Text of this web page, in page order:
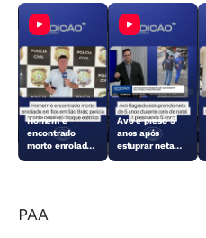
Homem é
encontrado
morto enrolado
Avô é preso 5
anos após
estuprar neta
PAA